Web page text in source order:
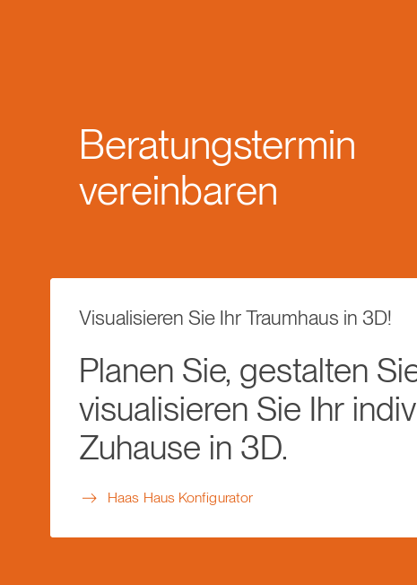
Beratungstermin
vereinbaren
Visualisieren Sie Ihr Traumhaus in 3D!
Planen Sie, gestalten
visualisieren Sie Ihr
Zuhause in 3D.
Haas Haus Konfigurator